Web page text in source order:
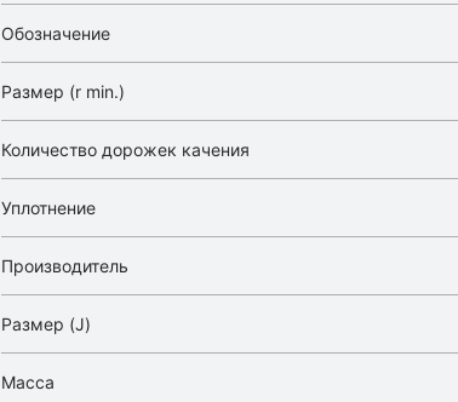
Обозначение
Размер (r min.)
Количество дорожек качения
Уплотнение
Производитель
Размер (J)
Масса